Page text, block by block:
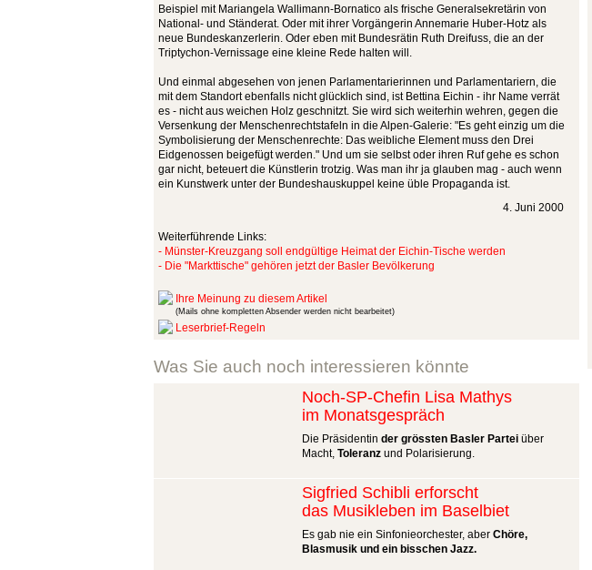
Beispiel mit Mariangela Wallimann-Bornatico als frische Generalsekretärin von
National- und Ständerat. Oder mit ihrer Vorgängerin Annemarie Huber-Hotz als
neue Bundeskanzerlerin. Oder eben mit Bundesrätin Ruth Dreifuss, die an der
Triptychon-Vernissage eine kleine Rede halten will.
Und einmal abgesehen von jenen Parlamentarierinnen und Parlamentariern, die
mit dem Standort ebenfalls nicht glücklich sind, ist Bettina Eichin - ihr Name verrät
es - nicht aus weichen Holz geschnitzt. Sie wird sich weiterhin wehren, gegen die
Versenkung der Menschenrechtstafeln in die Alpen-Galerie: "Es geht einzig um die
Symbolisierung der Menschenrechte: Das weibliche Element muss den Drei
Eidgenossen beigefügt werden." Und um sie selbst oder ihren Ruf gehe es schon
gar nicht, beteuert die Künstlerin trotzig. Was man ihr ja glauben mag - auch wenn
ein Kunstwerk unter der Bundeshauskuppel keine üble Propaganda ist.
4. Juni 2000
Weiterführende Links:
- Münster-Kreuzgang soll endgültige Heimat der Eichin-Tische werden
- Die "Markttische" gehören jetzt der Basler Bevölkerung
Ihre Meinung zu diesem Artikel
(Mails ohne kompletten Absender werden nicht bearbeitet)
Leserbrief-Regeln
Was Sie auch noch interessieren könnte
Noch-SP-Chefin Lisa Mathys
im Monatsgespräch
Die Präsidentin der grössten Basler Partei über
Macht, Toleranz und Polarisierung.
Sigfried Schibli erforscht
das Musikleben im Baselbiet
Es gab nie ein Sinfonieorchester, aber Chöre,
Blasmusik und ein bisschen Jazz.